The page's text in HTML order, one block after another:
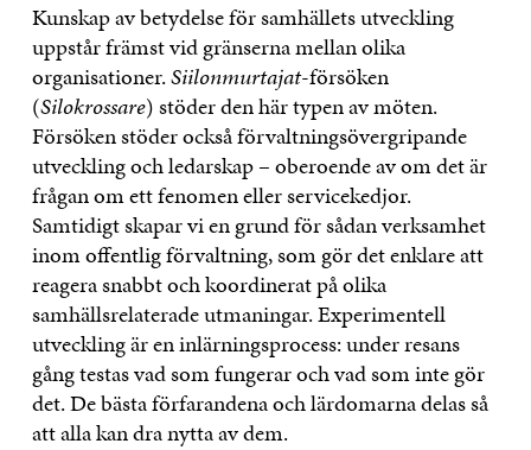
Kunskap av betydelse för samhällets utveckling
uppstår främst vid gränserna mellan olika
organisationer.Siilonmurtajat-försöken
(Silokrossare) stöder den här typen av möten.
Försöken stöder också förvaltningsövergripande
utveckling och ledarskap – oberoende av om det är
frågan om ett fenomen eller servicekedjor.
Samtidigt skapar vi en grund för sådan verksamhet
inom offentlig förvaltning, som gör det enklare att
reagera snabbt och koordinerat på olika
samhällsrelaterade utmaningar. Experimentell
utveckling är en inlärningsprocess: under resans
gång testas vad som fungerar och vad som inte gör
det. De bästa förfarandena och lärdomarna delas så
att alla kan dra nytta av dem.